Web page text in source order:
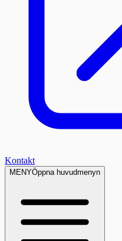
Kontakt
MENYÖppna huvudmenyn